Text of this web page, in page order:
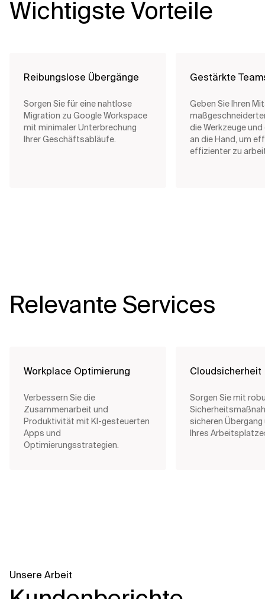
Wichtigste Vorteile
Reibungslose Übergänge
Sorgen Sie für eine nahtlose
Migration zu Google Workspace
mit minimaler Unterbrechung
Ihrer Geschäftsabläufe.
Gestärkte
Geben Sie Ihren
die Werkzeuge
an die Hand, um
effizienter zu
Relevante Services
Workplace Optimierung
Verbessern Sie die
Zusammenarbeit und
Produktivität mit KI-gesteuerten
Apps und
Optimierungsstrategien.
Cloudsicherheit
Sorgen Sie mit
sicheren
Ihres
Unsere Arbeit